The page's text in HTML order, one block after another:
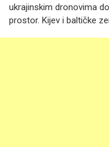
ukrajinskim dronovima
prostor. Kijev i baltičke